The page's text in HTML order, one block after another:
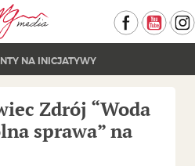
Facebook
NA INICJATYWY
Zdrój “Woda
sprawa” na